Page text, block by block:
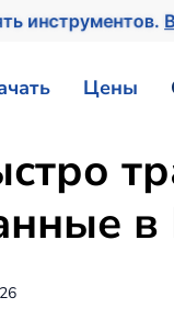
инструментов.
Цены
в